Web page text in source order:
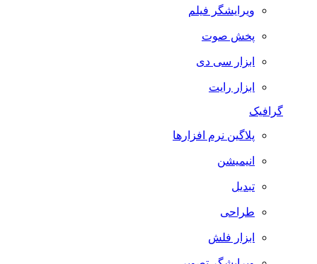
ویرایشگر فیلم
پخش صوت
ابزار سی دی
ابزار رایت
گرافیک
پلاگین نرم افزارها
انیمیشن
تبدیل
طراحی
ابزار فلش